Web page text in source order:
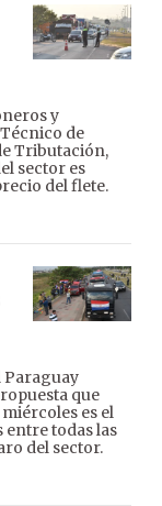
y
de
Tributación,
sector es
del flete.
Paraguay
que
es el
todas las
del sector.